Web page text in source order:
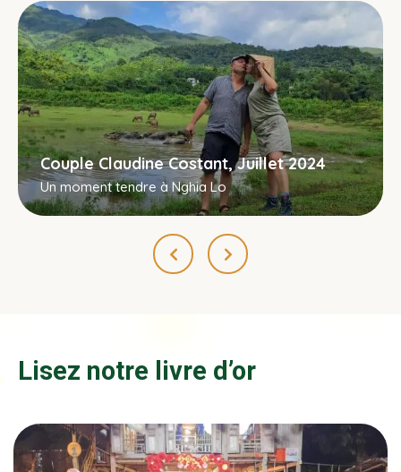
Couple Claudine Costant, Juillet 2024
Un moment tendre à Nghia Lo
Lisez notre livre d’or